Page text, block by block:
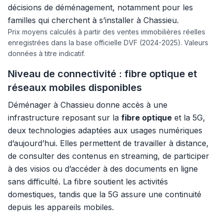
décisions de déménagement, notamment pour les
familles qui cherchent à s’installer à Chassieu.
Prix moyens calculés à partir des ventes immobilières réelles
enregistrées dans la base officielle DVF (2024-2025). Valeurs
données à titre indicatif.
Niveau de connectivité : fibre optique et
réseaux mobiles disponibles
Déménager à Chassieu donne accès à une
infrastructure reposant sur la fibre optique et la 5G,
deux technologies adaptées aux usages numériques
d’aujourd’hui. Elles permettent de travailler à distance,
de consulter des contenus en streaming, de participer
à des visios ou d’accéder à des documents en ligne
sans difficulté. La fibre soutient les activités
domestiques, tandis que la 5G assure une continuité
depuis les appareils mobiles.